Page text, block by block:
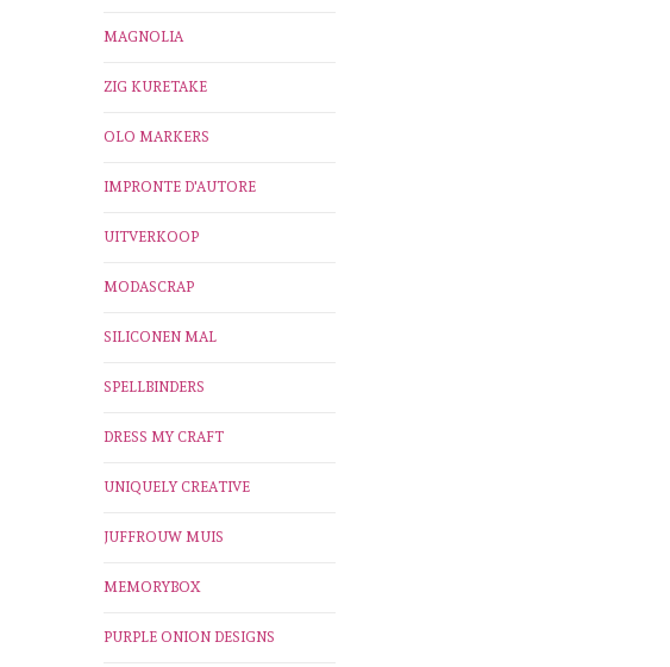
MAGNOLIA
ZIG KURETAKE
OLO MARKERS
IMPRONTE D'AUTORE
UITVERKOOP
MODASCRAP
SILICONEN MAL
SPELLBINDERS
DRESS MY CRAFT
UNIQUELY CREATIVE
JUFFROUW MUIS
MEMORYBOX
PURPLE ONION DESIGNS